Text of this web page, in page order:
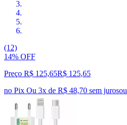
(12)
14% OFF
Preço R$ 125,65R$ 125,65
no Pix Ou 3x de R$ 48,70 sem jurosou